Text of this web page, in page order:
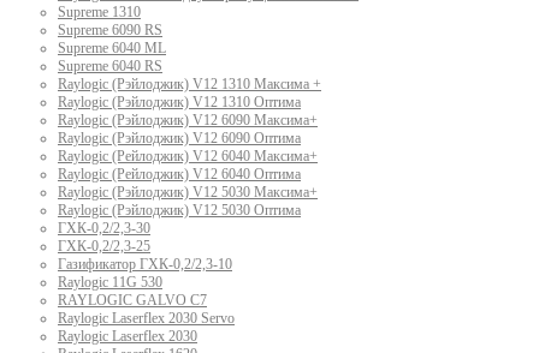
Supreme 1310
Supreme 6090 RS
Supreme 6040 ML
Supreme 6040 RS
Raylogic (Рэйлоджик) V12 1310 Максима +
Raylogic (Рэйлоджик) V12 1310 Оптима
Raylogic (Рэйлоджик) V12 6090 Максима+
Raylogic (Рэйлоджик) V12 6090 Оптима
Raylogic (Рейлоджик) V12 6040 Максима+
Raylogic (Рейлоджик) V12 6040 Оптима
Raylogic (Рэйлоджик) V12 5030 Максима+
Raylogic (Рэйлоджик) V12 5030 Оптима
ГХК-0,2/2,3-30
ГХК-0,2/2,3-25
Газификатор ГХК-0,2/2,3-10
Raylogic 11G 530
RAYLOGIC GALVO С7
Raylogic Laserflex 2030 Servo
Raylogic Laserflex 2030